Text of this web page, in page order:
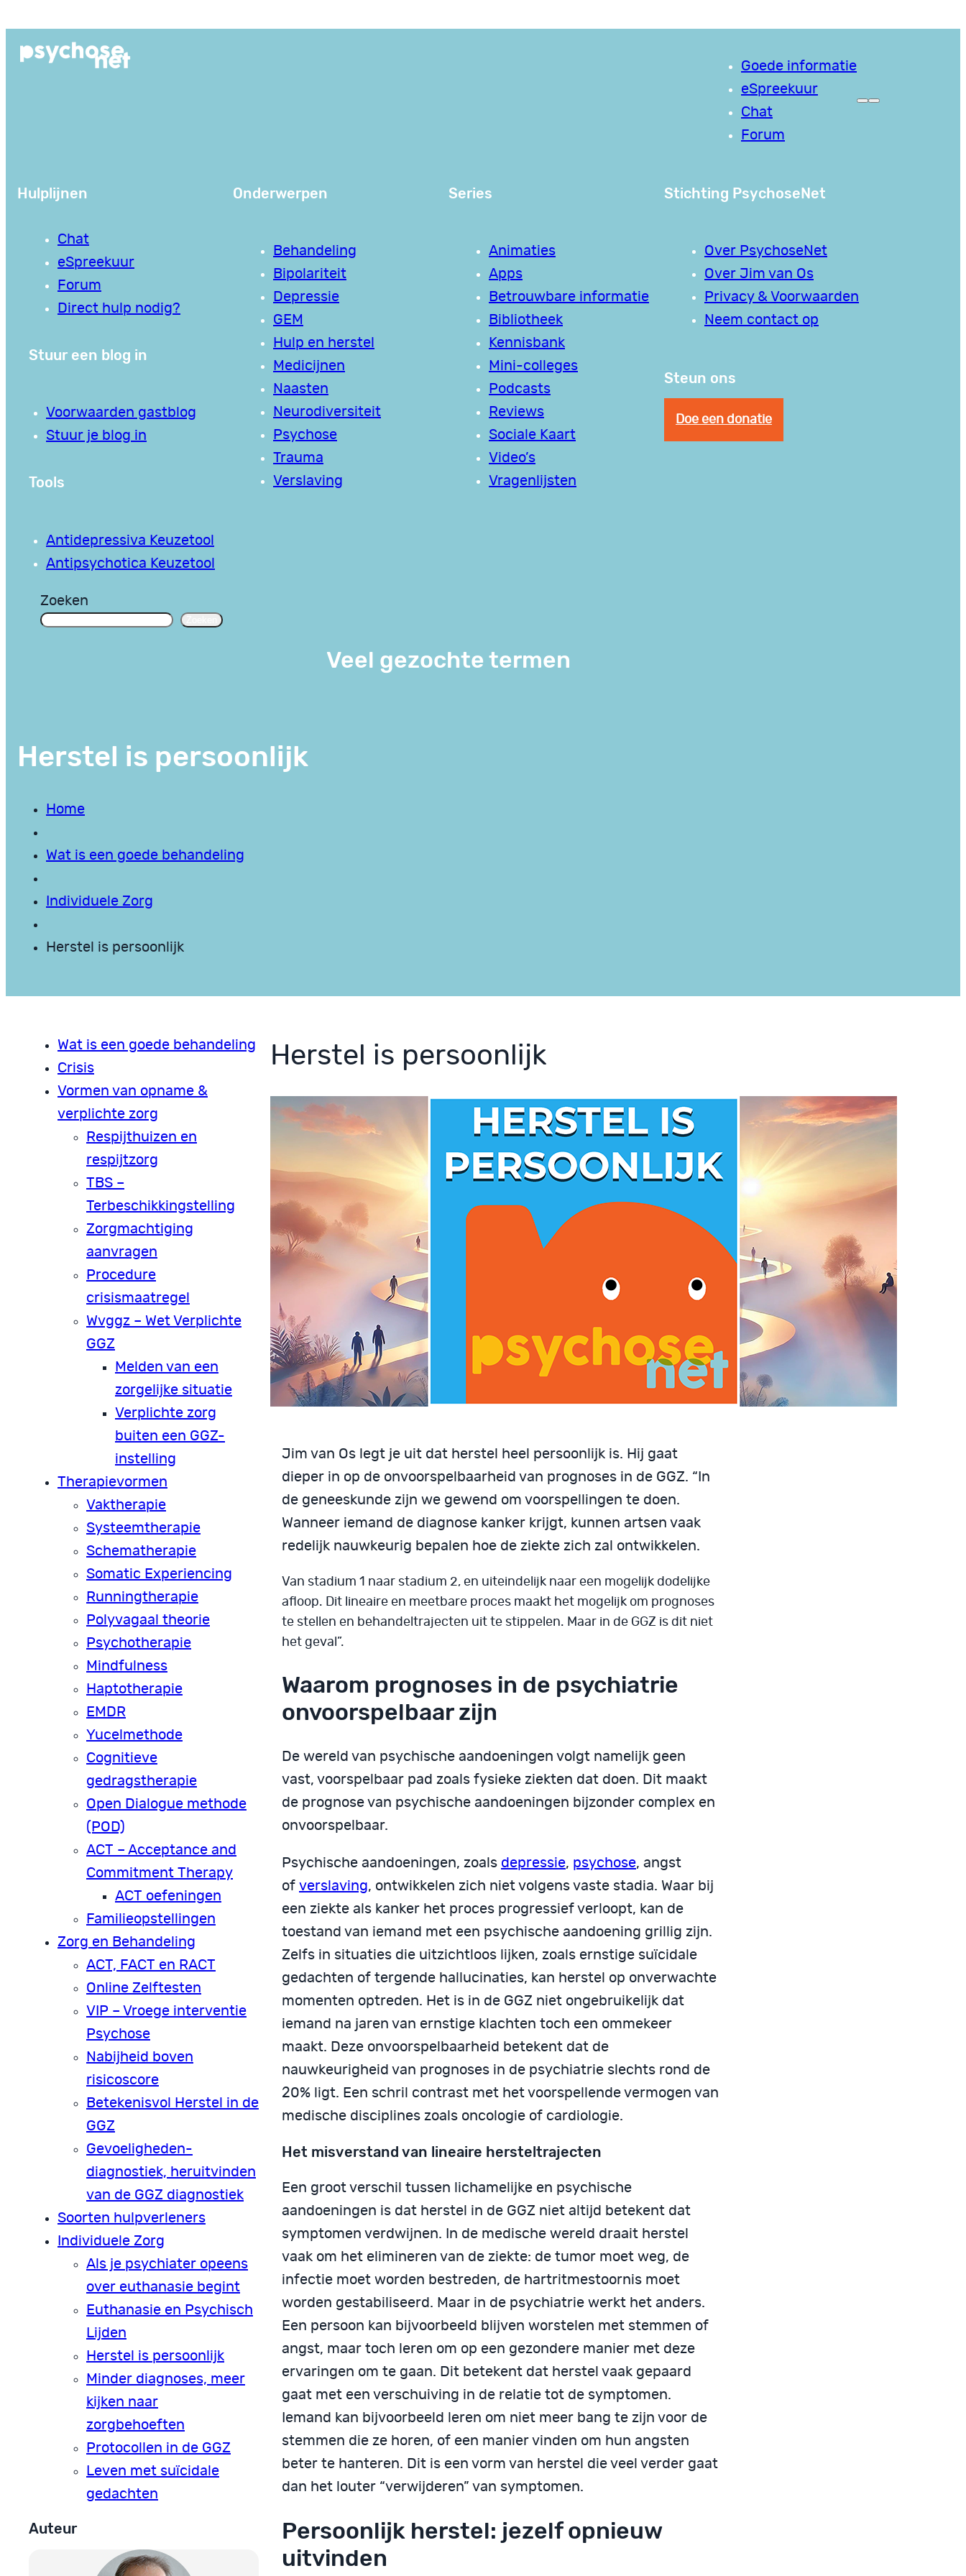
Goede informatie
eSpreekuur
Chat
Forum
Hulplijnen
Chat
eSpreekuur
Forum
Direct hulp nodig?
Stuur een blog in
Voorwaarden gastblog
Stuur je blog in
Tools
Antidepressiva Keuzetool
Antipsychotica Keuzetool
Onderwerpen
Behandeling
Bipolariteit
Depressie
GEM
Hulp en herstel
Medicijnen
Naasten
Neurodiversiteit
Psychose
Trauma
Verslaving
Series
Animaties
Apps
Betrouwbare informatie
Bibliotheek
Kennisbank
Mini-colleges
Podcasts
Reviews
Sociale Kaart
Video’s
Vragenlijsten
Stichting PsychoseNet
Over PsychoseNet
Over Jim van Os
Privacy & Voorwaarden
Neem contact op
Steun ons
Doe een donatie
Zoeken
Veel gezochte termen
Herstel is persoonlijk
Home
Wat is een goede behandeling
Individuele Zorg
Herstel is persoonlijk
Wat is een goede behandeling
Crisis
Vormen van opname &
verplichte zorg
Respijthuizen en
respijtzorg
TBS –
Terbeschikkingstelling
Zorgmachtiging
aanvragen
Procedure
crisismaatregel
Wvggz – Wet Verplichte
GGZ
Melden van een
zorgelijke situatie
Verplichte zorg
buiten een GGZ-
instelling
Therapievormen
Vaktherapie
Systeemtherapie
Schematherapie
Somatic Experiencing
Runningtherapie
Polyvagaal theorie
Psychotherapie
Mindfulness
Haptotherapie
EMDR
Yucelmethode
Cognitieve
gedragstherapie
Open Dialogue methode
(POD)
ACT – Acceptance and
Commitment Therapy
ACT oefeningen
Familieopstellingen
Zorg en Behandeling
ACT, FACT en RACT
Online Zelftesten
VIP – Vroege interventie
Psychose
Nabijheid boven
risicoscore
Betekenisvol Herstel in de
GGZ
Gevoeligheden-
diagnostiek, heruitvinden
van de GGZ diagnostiek
Soorten hulpverleners
Individuele Zorg
Als je psychiater opeens
over euthanasie begint
Euthanasie en Psychisch
Lijden
Herstel is persoonlijk
Minder diagnoses, meer
kijken naar
zorgbehoeften
Protocollen in de GGZ
Leven met suïcidale
gedachten
Auteur
Herstel is persoonlijk
Jim van Os legt je uit dat herstel heel persoonlijk is. Hij gaat
dieper in op de onvoorspelbaarheid van prognoses in de GGZ. “In
de geneeskunde zijn we gewend om voorspellingen te doen.
Wanneer iemand de diagnose kanker krijgt, kunnen artsen vaak
redelijk nauwkeurig bepalen hoe de ziekte zich zal ontwikkelen.
Van stadium 1 naar stadium 2, en uiteindelijk naar een mogelijk dodelijke
afloop. Dit lineaire en meetbare proces maakt het mogelijk om prognoses
te stellen en behandeltrajecten uit te stippelen. Maar in de GGZ is dit niet
het geval”.
Waarom prognoses in de psychiatrie
onvoorspelbaar zijn
De wereld van psychische aandoeningen volgt namelijk geen
vast, voorspelbaar pad zoals fysieke ziekten dat doen. Dit maakt
de prognose van psychische aandoeningen bijzonder complex en
onvoorspelbaar.
Psychische aandoeningen, zoals depressie, psychose, angst
of verslaving, ontwikkelen zich niet volgens vaste stadia. Waar bij
een ziekte als kanker het proces progressief verloopt, kan de
toestand van iemand met een psychische aandoening grillig zijn.
Zelfs in situaties die uitzichtloos lijken, zoals ernstige suïcidale
gedachten of tergende hallucinaties, kan herstel op onverwachte
momenten optreden. Het is in de GGZ niet ongebruikelijk dat
iemand na jaren van ernstige klachten toch een ommekeer
maakt. Deze onvoorspelbaarheid betekent dat de
nauwkeurigheid van prognoses in de psychiatrie slechts rond de
20% ligt. Een schril contrast met het voorspellende vermogen van
medische disciplines zoals oncologie of cardiologie.
Het misverstand van lineaire hersteltrajecten
Een groot verschil tussen lichamelijke en psychische
aandoeningen is dat herstel in de GGZ niet altijd betekent dat
symptomen verdwijnen. In de medische wereld draait herstel
vaak om het elimineren van de ziekte: de tumor moet weg, de
infectie moet worden bestreden, de hartritmestoornis moet
worden gestabiliseerd. Maar in de psychiatrie werkt het anders.
Een persoon kan bijvoorbeeld blijven worstelen met stemmen of
angst, maar toch leren om op een gezondere manier met deze
ervaringen om te gaan. Dit betekent dat herstel vaak gepaard
gaat met een verschuiving in de relatie tot de symptomen.
Iemand kan bijvoorbeeld leren om niet meer bang te zijn voor de
stemmen die ze horen, of een manier vinden om hun angsten
beter te hanteren. Dit is een vorm van herstel die veel verder gaat
dan het louter “verwijderen” van symptomen.
Persoonlijk herstel: jezelf opnieuw
uitvinden